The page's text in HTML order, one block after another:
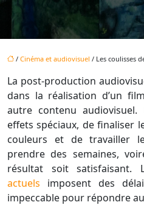
/ Cinéma et audiovisuel / Les coulisses
La post-production
dans la réalisation d’un
autre contenu audiovisuel.
effets spéciaux, de finaliser
couleurs et de travailler
prendre des semaines,
résultat soit satisfaisant.
actuels imposent des
impeccable pour répondre